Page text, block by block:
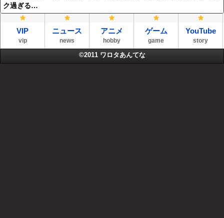
ク過ぎる…
VIP
vip
ニュース
news
アニメ
hobby
ゲーム
game
YouTube
story
©2011 ワロタあんてな